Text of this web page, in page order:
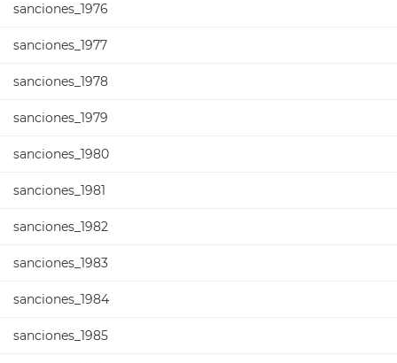
sanciones_1976
sanciones_1977
sanciones_1978
sanciones_1979
sanciones_1980
sanciones_1981
sanciones_1982
sanciones_1983
sanciones_1984
sanciones_1985